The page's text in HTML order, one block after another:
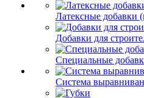
Латексные добавки
Добавки для
Специальные
Система